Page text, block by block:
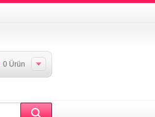
0 Ürün